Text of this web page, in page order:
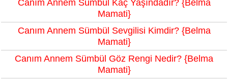
Canım Annem Sümbül Kaç Yaşındadır? {Belma
Mamati}
Canım Annem Sümbül Sevgilisi Kimdir? {Belma
Mamati}
Canım Annem Sümbül Göz Rengi Nedir? {Belma
Mamati}